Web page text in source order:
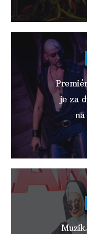
je za